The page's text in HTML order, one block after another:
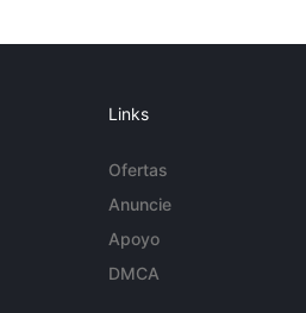
Links
Ofertas
Anuncie
Apoyo
DMCA